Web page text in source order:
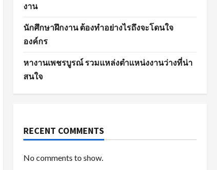
งาน
นักศึกษาฝึกงาน ต้องทำอย่างไรถึงจะโดนใจ
องค์กร
หางานเพชรบูรณ์ รวมแหล่งตำแหน่งงานว่างที่น่า
สนใจ
RECENT COMMENTS
No comments to show.